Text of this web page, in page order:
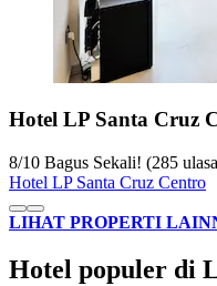
Hotel LP Santa Cruz
8/10 Bagus Sekali! (285
Hotel LP Santa Cruz Centro
LIHAT PROPERTI
Hotel populer di